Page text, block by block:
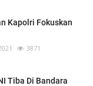
Kapolri Fokuskan
3871
Tiba Di Bandara